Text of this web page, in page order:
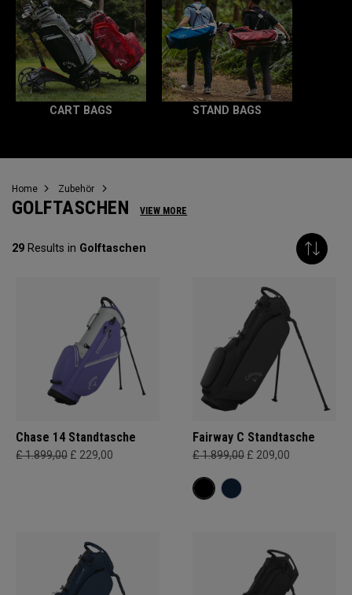
CART BAGS STAND BAGS
Home Zubehör
GOLFTASCHEN VIEW MORE
29 Results in Golftaschen
Chase 14 Standtasche
£ 1.899,00 £ 229,00
Fairway C Standtasche
£ 1.899,00 £ 209,00